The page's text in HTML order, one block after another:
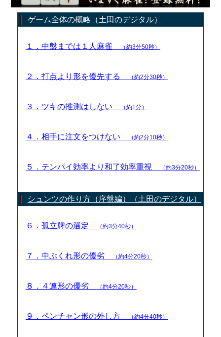
ゲーム全体の概略（土田のデジタル）
１．中盤までは１人麻雀 （約3分50秒）
２．打点より形を優先する （約2分30秒）
３．ツキの推測はしない （約1分）
４．相手に注文をつけない （約2分10秒）
５．テンパイ効率より和了効率重視 （約3分20秒）
シュンツの作り方（序盤編）（土田のデジタル）
６．孤立牌の選定 （約3分40秒）
７．中ぶくれ形の優劣 （約4分20秒）
８．４連形の優劣 （約4分20秒）
９．ペンチャン形の外し方 （約4分40秒）